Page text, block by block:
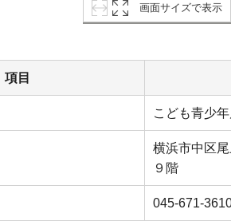
画面サイズで表示
項目
こども青少年
横浜市中区尾
９階
045-671-3610